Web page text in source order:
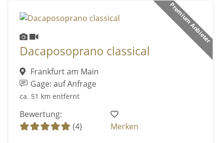
Premium Anbieter
Dacaposoprano classical
Frankfurt am Main
Gage: auf Anfrage
ca. 51 km entfernt
Bewertung:
(4)
Merken